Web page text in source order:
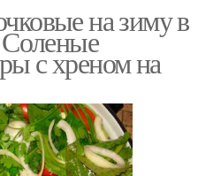
на зиму в
Соленые
с хреном на